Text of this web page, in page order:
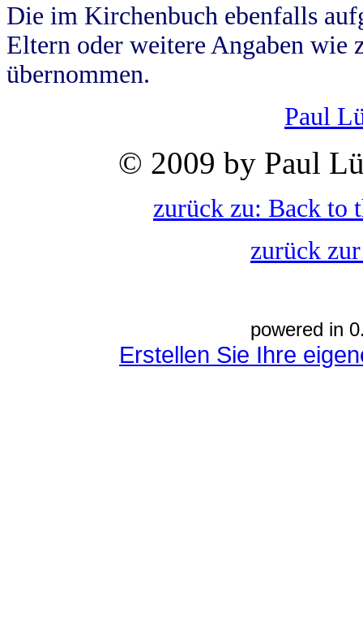
Die im Kirchenbuch ebenfalls
Eltern oder weitere Angaben wie
übernommen.
Paul
© 2009 by Paul
zurück zu: Back to
zurück
powered in
Erstellen Sie Ihre